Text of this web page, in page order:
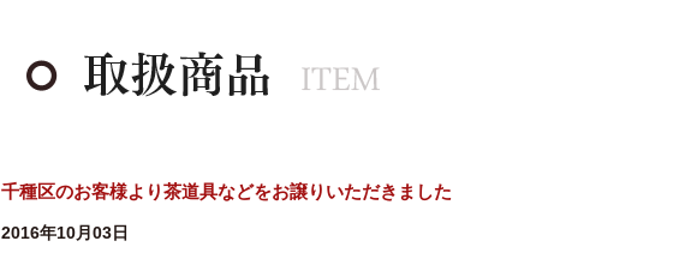
千種区のお客様より茶道具などをお譲りいただきました
2016年10月03日